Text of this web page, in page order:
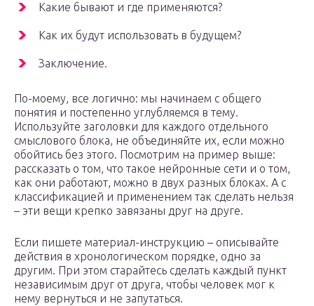
Какие бывают и где применяются?
Как их будут использовать в будущем?
Заключение.
По-моему, все логично: мы начинаем с общего
понятия и постепенно углубляемся в тему.
Используйте заголовки для каждого отдельного
смыслового блока, не объединяйте их, если можно
обойтись без этого. Посмотрим на пример выше:
рассказать о том, что такое нейронные сети и о том,
как они работают, можно в двух разных блоках. А с
классификацией и применением так сделать нельзя
– эти вещи крепко завязаны друг на друге.
Если пишете материал-инструкцию – описывайте
действия в хронологическом порядке, одно за
другим. При этом старайтесь сделать каждый пункт
независимым друг от друга, чтобы человек мог к
нему вернуться и не запутаться.